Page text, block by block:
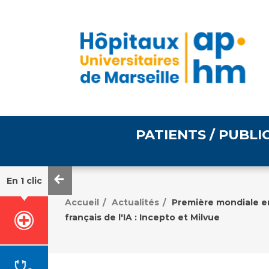
PATIENTS /
Informations pratiques
Égalité professionnelle
En 1 clic
Accueil / Actualités / Première mondiale
français de l'IA : Incepto et Milvue